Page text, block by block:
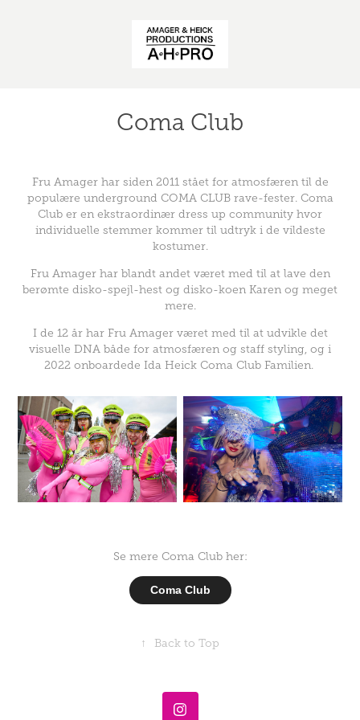
Coma Club
Fru Amager har siden 2011 stået for atmosfæren til de
populære underground COMA CLUB rave-fester. Coma
Club er en ekstraordinær dress up community hvor
individuelle stemmer kommer til udtryk i de vildeste
kostumer.
Fru Amager har blandt andet været med til at lave den
berømte disko-spejl-hest og disko-koen Karen og meget
mere.
I de 12 år har Fru Amager været med til at udvikle det
visuelle DNA både for atmosfæren og staff styling, og i
2022 onboardede Ida Heick Coma Club Familien.
Se mere Coma Club her:
Coma Club
↑ Back to Top